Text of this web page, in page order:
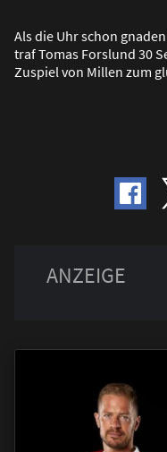
Als die Uhr schon
traf Tomas Forslund 30
Zuspiel von Millen zum